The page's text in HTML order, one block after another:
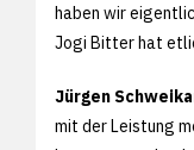
haben wir
Jogi Bitter hat
Jürgen
mit der Leistung